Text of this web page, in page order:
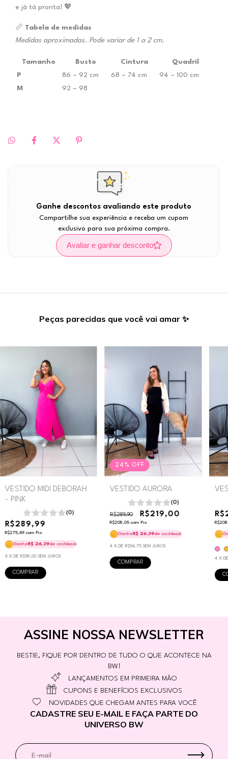
e já tá pronta! 💖
📏 Tabela de medidas
Medidas aproximadas. Pode variar de 1 a 2 cm.
Tamanho Busto Cintura
Quadril
P
86 – 92 cm 68 – 74 cm
94 – 100 cm
M
92 – 98
Ganhe descontos avaliando este produto
Compartilhe sua experiência e receba um cupom
exclusivo para sua próxima compra.
Avaliar e ganhar desconto
Peças parecidas que você vai amar ✨
VESTIDO MIDI DEBORAH
- PINK
(0)
R$289,99
R$275,49com Pix
Ganhe R$ 26,39de cashback
5 X DE R$58,00 SEM JUROS
COMPRAR
24 % OFF
VESTIDO AURORA
(0)
R$289,90 R$219,00
R$208,05com Pix
Ganhe R$ 26,39de cashback
4 X DE R$54,75 SEM JUROS
COMPRAR
4 X
ASSINE NOSSA NEWSLETTER
BESTIE, FIQUE POR DENTRO DE TUDO O QUE ACONTECE NA
BW!
LANÇAMENTOS EM PRIMEIRA MÃO
CUPONS E BENEFÍCIOS EXCLUSIVOS
NOVIDADES QUE CHEGAM ANTES PARA VOCÊ
CADASTRE SEU E-MAIL E FAÇA PARTE DO
UNIVERSO BW